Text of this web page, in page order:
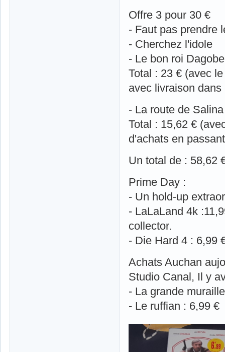
Offre 3 pour 30 €
- Faut pas prendre
- Cherchez l'idole
- Le bon roi
Total : 23 € (avec
avec livraison
- La route de
Total : 15,62 €
d'achats en
Un total de : 58,62
Prime Day :
- Un hold-up
- LaLaLand 4k
collector.
- Die Hard 4 : 6,99
Achats Auchan
Studio Canal, Il y
- La grande
- Le ruffian : 6,99 €